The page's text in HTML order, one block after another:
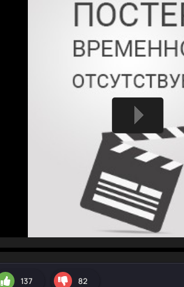
hd2160
hd1440
highres
hd1080
hd720
large
medium
small
tiny
137 82